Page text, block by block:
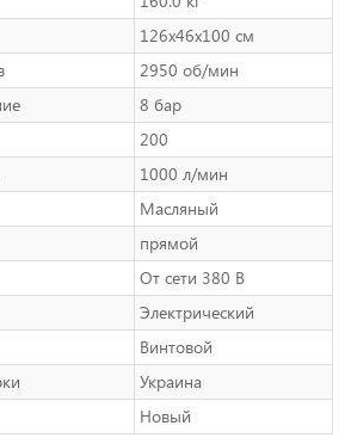
126x46x100 см
2950 об/мин
8 бар
200
1000 л/мин
Масляный
прямой
От сети 380 В
Электрический
Винтовой
Украина
Новый